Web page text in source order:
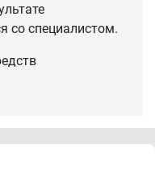
со специалистом.